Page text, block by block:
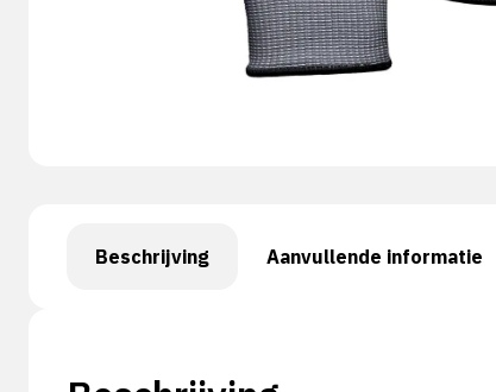
Beschrijving Aanvullende informatie